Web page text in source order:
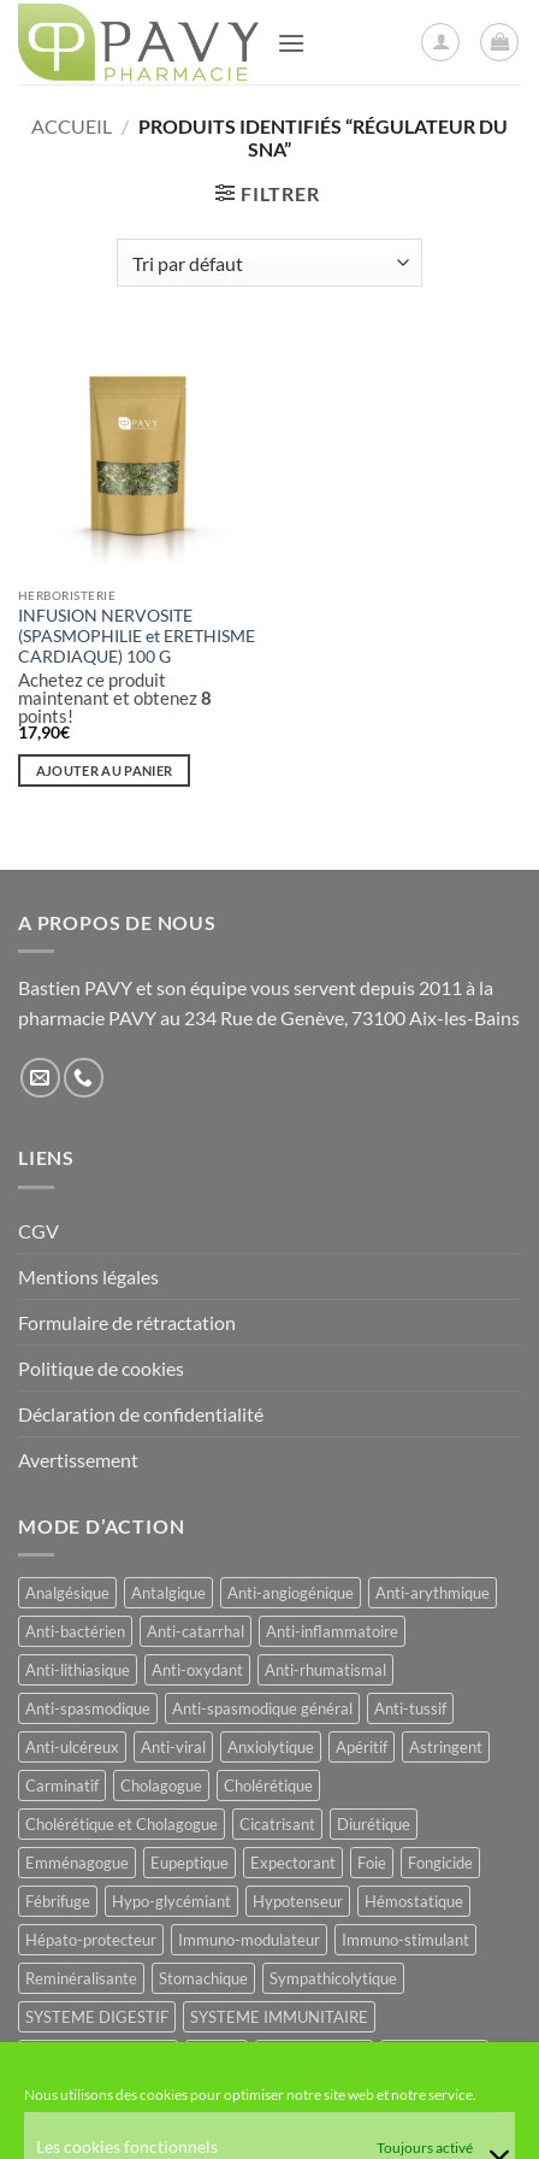
Nous utilisons des cookies pour optimiser notre site web et notre service.
Les cookies fonctionnels Toujours activé
au
contenu
ACCUEIL / PRODUITS IDENTIFIÉS “RÉGULATEUR DU
SNA”
FILTRER
HERBORISTERIE
INFUSION NERVOSITE
(SPASMOPHILIE et ERETHISME
CARDIAQUE) 100 G
Achetez ce produit
maintenant et obtenez8
points!
17,90€
AJOUTER AU PANIER
A PROPOS DE NOUS
Bastien PAVY et son équipe vous servent depuis 2011 à la
pharmacie PAVY au 234 Rue de Genève, 73100 Aix-les-Bains
LIENS
CGV
Mentions légales
Formulaire de rétractation
Politique de cookies
Déclaration de confidentialité
Avertissement
MODE D’ACTION
Analgésique Antalgique Anti-angiogénique
Anti-arythmique
Anti-bactérien
Anti-catarrhal
Anti-inflammatoire
Anti-lithiasique
Anti-oxydant
Anti-rhumatismal
Anti-spasmodique
Anti-spasmodique général
Anti-tussif
Anti-ulcéreux
Anti-viral Anxiolytique Apéritif
Astringent
Carminatif
Cholagogue
Cholérétique
Cholérétique et Cholagogue
Cicatrisant
Diurétique
Emménagogue
Eupeptique Expectorant Foie
Fongicide
Fébrifuge
Hypo-glycémiant Hypotenseur
Hémostatique
Hépato-protecteur
Immuno-modulateur
Immuno-stimulant
Reminéralisante
Stomachique
Sympathicolytique
SYSTEME DIGESTIF
SYSTEME IMMUNITAIRE
NOS CATÉGORIES